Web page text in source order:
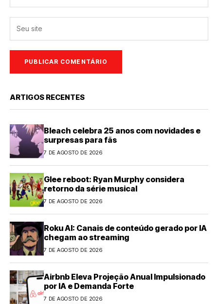
ARTIGOS RECENTES
Bleach celebra 25 anos com novidades e
surpresas para fãs
7 DE AGOSTO DE 2026
Glee reboot: Ryan Murphy considera
retorno da série musical
7 DE AGOSTO DE 2026
Roku AI: Canais de conteúdo gerado por IA
chegam ao streaming
7 DE AGOSTO DE 2026
Airbnb Eleva Projeção Anual Impulsionado
por IA e Demanda Forte
7 DE AGOSTO DE 2026